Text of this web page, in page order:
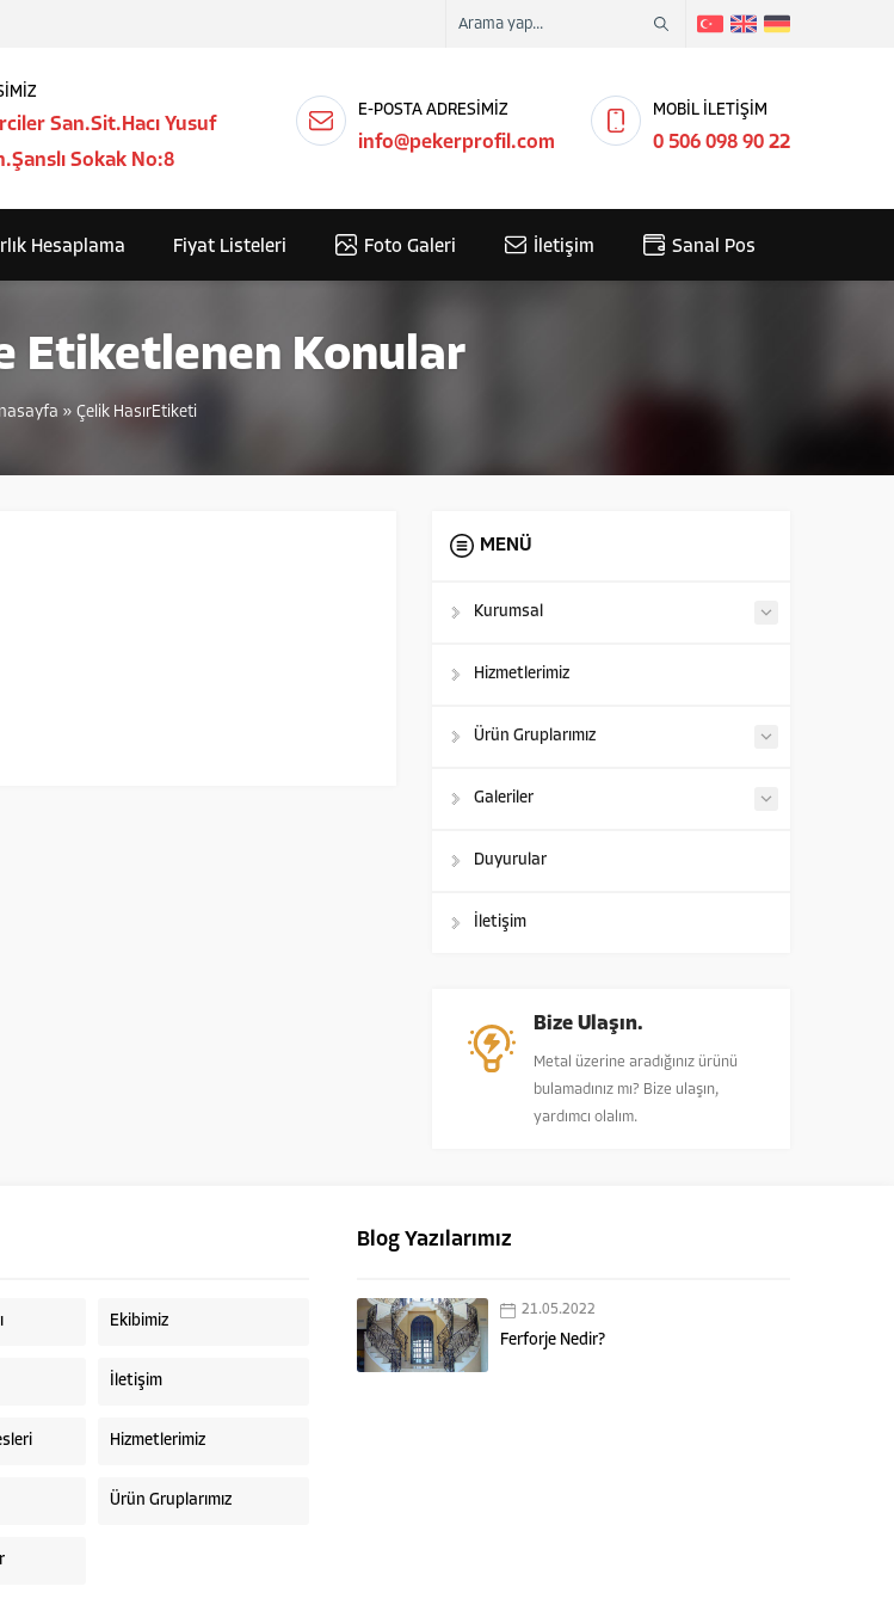
San.Sit.Hacı Yusuf
Sokak No:8
E-POSTA ADRESİMİZ
info@pekerprofil.com
MOBİL İLETİŞİM
0 506 098 90 22
Hesaplama Fiyat Listeleri Foto Galeri İletişim Sanal Pos
Etiketlenen Konular
» Çelik HasırEtiketi
MENÜ
Kurumsal
Hizmetlerimiz
Ürün Gruplarımız
Galeriler
Duyurular
İletişim
Bize Ulaşın.
Metal üzerine aradığınız ürünü
bulamadınız mı? Bize ulaşın,
yardımcı olalım.
Ekibimiz
İletişim
Hizmetlerimiz
Ürün Gruplarımız
Blog Yazılarımız
21.05.2022
Ferforje Nedir?